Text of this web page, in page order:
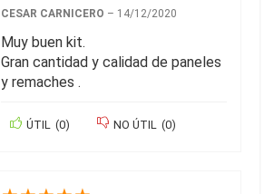
CESAR CARNICERO – 14/12/2020
Muy buen kit.
Gran cantidad y calidad de paneles
y remaches .
ÚTIL (0) NO ÚTIL (0)